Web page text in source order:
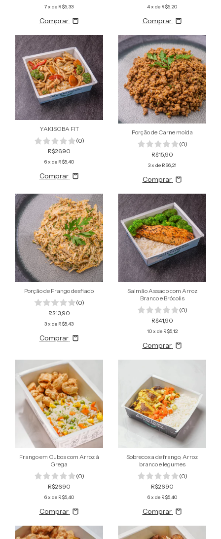
7x de R$5,33
Comprar
4x de R$5,20
Comprar
YAKISOBA FIT
(0)
R$26,90
6x de R$5,40
Comprar
Porção de Carne moída
(0)
R$15,90
3x de R$6,21
Comprar
Porção de Frango desfiado
(0)
R$13,90
3x de R$5,43
Comprar
Salmão Assado com Arroz
Branco e Brócolis
(0)
R$41,90
10x de R$5,12
Comprar
Frango em Cubos com Arroz à
Grega
(0)
R$26,90
6x de R$5,40
Comprar
Sobrecoxa de frango, Arroz
branco e legumes
(0)
R$26,90
6x de R$5,40
Comprar